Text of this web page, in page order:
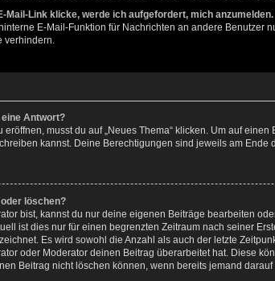
Mail-Link klicke, werde ich aufgefordert, mich anzumelden.
E-Mail-Funktion für Nachrichten an andere
verhindern.
Antwort?
musst du auf „Neues Thema“ klicken. Um auf
kannst. Deine Berechtigungen sind jeweils am Ende
löschen?
bist, kannst du nur deine eigenen Beiträge bearbeiten
ist dies nur für einen begrenzten Zeitraum nach seiner
Es wird sowohl die Anzahl als auch der letzte
oder Moderator deinen Beitrag überarbeitet hat. Diese
Beitrag nicht löschen können, wenn bereits jemand